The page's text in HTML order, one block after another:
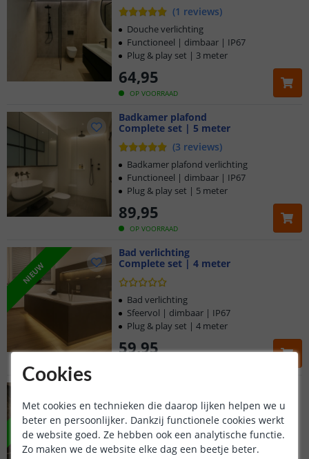
(1 reviews)
OP VOORRAAD
64,95
Douche verlichting
Functioneel | dimbaar | IP67
Plug & play set | 3 meter
Badkamer plafond
Complete set | 5 meter
(3 reviews)
OP VOORRAAD
89,95
Badkamer plafond verlichting
Functioneel | dimbaar | IP67
Plug & play set | 5 meter
NIEUW
Bad verlichting
Complete set | 4 meter
59,95
Bad verlichting
Sfeervol | dimbaar | IP67
Plug & play set | 4 meter
NIEUW
Complete set | 4 meter
Spiegel verlichting
Sfeervol | dimbaar | IP67
Cookies
Met cookies en technieken die daarop lijken helpen we u
beter en persoonlijker. Dankzij functionele cookies werkt
de website goed. Ze hebben ook een analytische functie.
Zo maken we de website elke dag een beetje beter.